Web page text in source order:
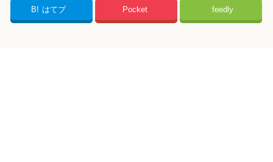
B! はてブ Pocket feedly